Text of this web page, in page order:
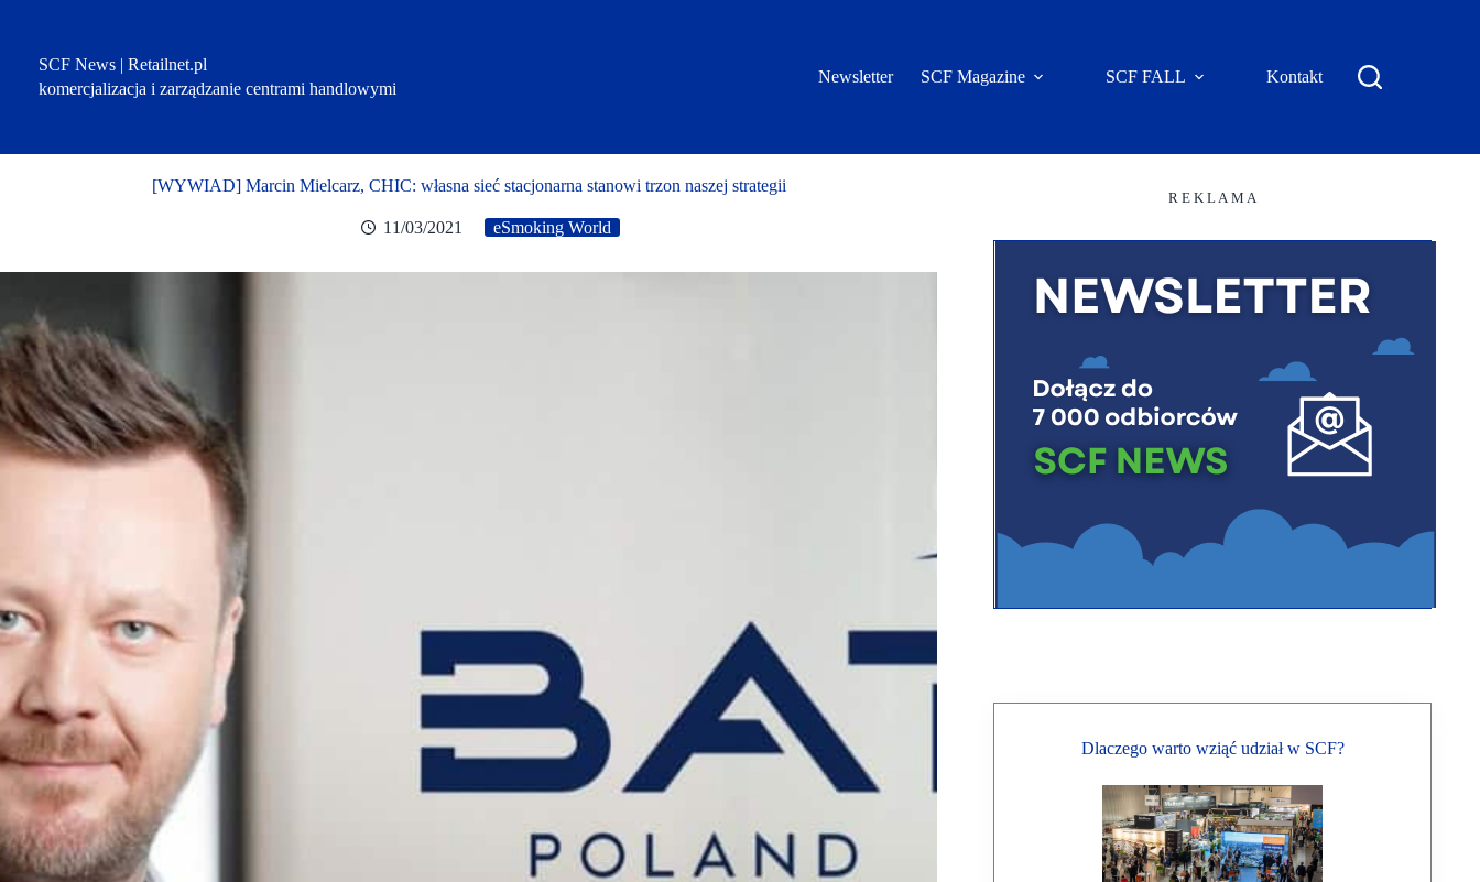
SCF News | Retailnet.pl
komercjalizacja i zarządzanie centrami handlowymi
Newsletter SCF Magazine SCF FALL Kontakt
[WYWIAD] Marcin Mielcarz, CHIC: własna sieć stacjonarna stanowi trzon naszej strategii
11/03/2021 eSmoking World
R E K L A M A
Dlaczego warto wziąć udział w SCF?